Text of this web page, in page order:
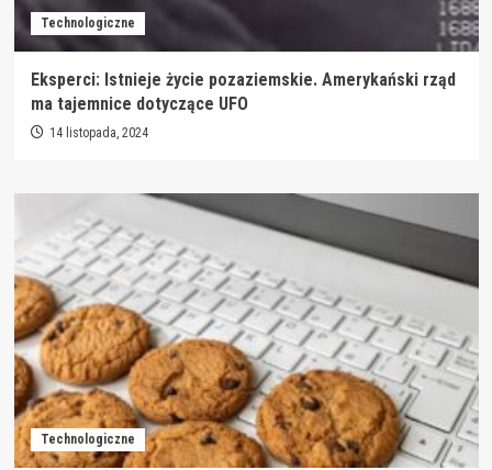
Technologiczne
Eksperci: Istnieje życie pozaziemskie. Amerykański rząd
ma tajemnice dotyczące UFO
14 listopada, 2024
Technologiczne